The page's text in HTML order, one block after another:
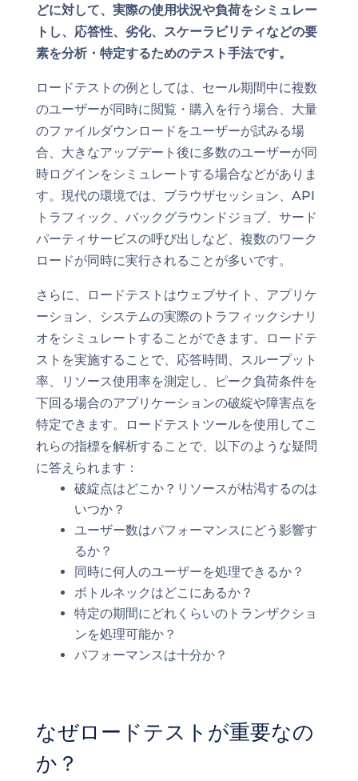
どに対して、実際の使用状況や負荷をシミュレー
トし、応答性、劣化、スケーラビリティなどの要
素を分析・特定するためのテスト手法です。
ロードテストの例としては、セール期間中に複数
のユーザーが同時に閲覧・購入を行う場合、大量
のファイルダウンロードをユーザーが試みる場
合、大きなアップデート後に多数のユーザーが同
時ログインをシミュレートする場合などがありま
す。現代の環境では、ブラウザセッション、API
トラフィック、バックグラウンドジョブ、サード
パーティサービスの呼び出しなど、複数のワーク
ロードが同時に実行されることが多いです。
さらに、ロードテストはウェブサイト、アプリケ
ーション、システムの実際のトラフィックシナリ
オをシミュレートすることができます。ロードテ
ストを実施することで、応答時間、スループット
率、リソース使用率を測定し、ピーク負荷条件を
下回る場合のアプリケーションの破綻や障害点を
特定できます。ロードテストツールを使用してこ
れらの指標を解析することで、以下のような疑問
に答えられます：
破綻点はどこか？リソースが枯渇するのは
いつか？
ユーザー数はパフォーマンスにどう影響す
るか？
同時に何人のユーザーを処理できるか？
ボトルネックはどこにあるか？
特定の期間にどれくらいのトランザクショ
ンを処理可能か？
パフォーマンスは十分か？
なぜロードテストが重要なの
か？